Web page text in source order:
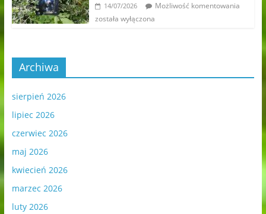
14/07/2026
Możliwość komentowania
została wyłączona
Archiwa
sierpień 2026
lipiec 2026
czerwiec 2026
maj 2026
kwiecień 2026
marzec 2026
luty 2026